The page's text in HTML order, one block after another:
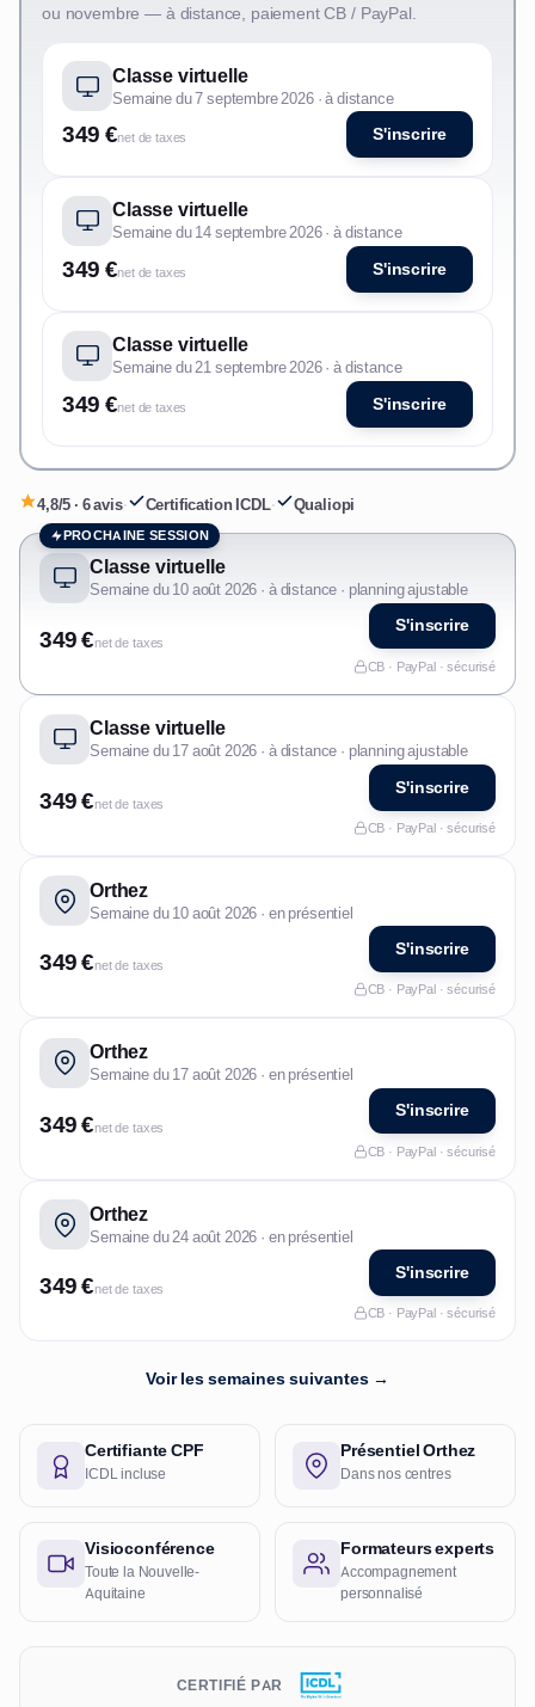
ou novembre — à distance, paiement CB / PayPal.
Classe virtuelle
Semaine du 7 septembre 2026 · à distance
349 €net de taxes S'inscrire
Classe virtuelle
Semaine du 14 septembre 2026 · à distance
349 €net de taxes S'inscrire
Classe virtuelle
Semaine du 21 septembre 2026 · à distance
349 €net de taxes S'inscrire
4,8/5 · 6 avis· Certification ICDL· Qualiopi
PROCHAINE SESSION
Classe virtuelle
Semaine du 10 août 2026 · à distance · planning ajustable
349 €net de taxes
S'inscrire
CB · PayPal · sécurisé
Classe virtuelle
Semaine du 17 août 2026 · à distance · planning ajustable
349 €net de taxes
S'inscrire
CB · PayPal · sécurisé
Orthez
Semaine du 10 août 2026 · en présentiel
349 €net de taxes
S'inscrire
CB · PayPal · sécurisé
Orthez
Semaine du 17 août 2026 · en présentiel
349 €net de taxes
S'inscrire
CB · PayPal · sécurisé
Orthez
Semaine du 24 août 2026 · en présentiel
349 €net de taxes
S'inscrire
CB · PayPal · sécurisé
Voir les semaines suivantes →
Certifiante CPF
ICDL incluse
Présentiel Orthez
Dans nos centres
Visioconférence
Toute la Nouvelle-
Aquitaine
Formateurs experts
Accompagnement
personnalisé
CERTIFIÉ PAR